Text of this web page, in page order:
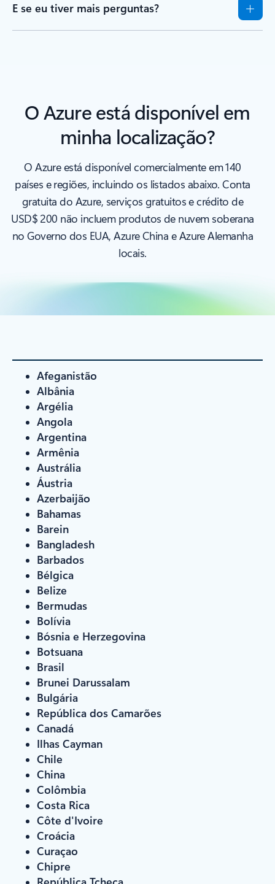
E se eu tiver mais perguntas?
O Azure está disponível em
minha localização?
O Azure está disponível comercialmente em 140
países e regiões, incluindo os listados abaixo. Conta
gratuita do Azure, serviços gratuitos e crédito de
USD$ 200 não incluem produtos de nuvem soberana
no Governo dos EUA, Azure China e Azure Alemanha
locais.
Afeganistão
Albânia
Argélia
Angola
Argentina
Armênia
Austrália
Áustria
Azerbaijão
Bahamas
Barein
Bangladesh
Barbados
Bélgica
Belize
Bermudas
Bolívia
Bósnia e Herzegovina
Botsuana
Brasil
Brunei Darussalam
Bulgária
República dos Camarões
Canadá
Ilhas Cayman
Chile
China
Colômbia
Costa Rica
Côte d'Ivoire
Croácia
Curaçao
Chipre